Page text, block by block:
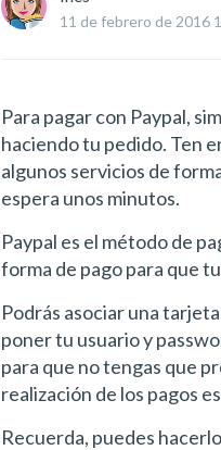
11 de febrero de 2016
Para pagar con Paypal,
haciendo tu pedido. Ten
algunos servicios de
espera unos minutos.
Paypal es el método de
forma de pago para que
Podrás asociar una
poner tu usuario y
para que no tengas que
realización de los pagos
Recuerda, puedes